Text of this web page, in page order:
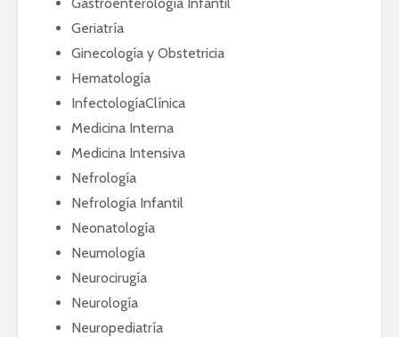
Geriatría
Ginecología y Obstetricia
Hematología
InfectologíaClínica
Medicina Interna
Medicina Intensiva
Nefrología
Nefrología Infantil
Neonatología
Neumología
Neurocirugía
Neurología
Neuropediatría